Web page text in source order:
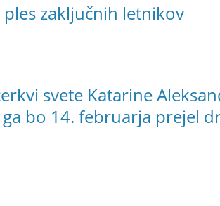
zaključnih letnikov
svete Katarine
bo 14. februarja prejel